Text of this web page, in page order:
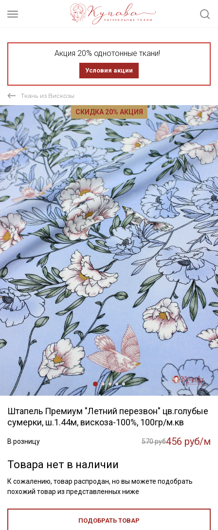
Акция 20% однотонные ткани!
Условия акции
Ткань из Вискозы
СКИДКА 20% АКЦИЯ
Штапель Премиум "Летний перезвон" цв.голубые
сумерки, ш.1.44м, вискоза-100%, 100гр/м.кв
В розницу 570 руб456 руб/м
Товара нет в наличии
К сожалению, товар распродан, но вы можете подобрать
похожий товар из представленных ниже
ПОДОБРАТЬ ТОВАР